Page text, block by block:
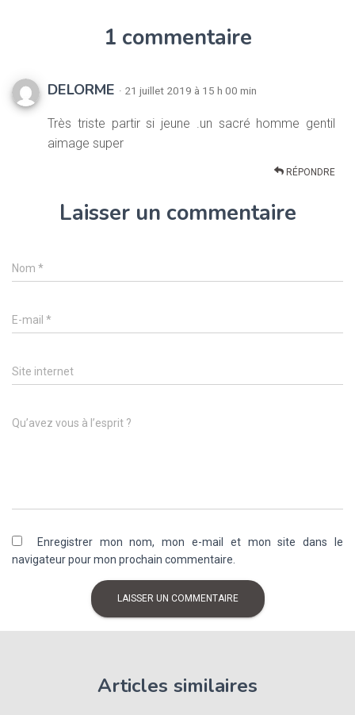
1 commentaire
DELORME · 21 juillet 2019 à 15 h 00 min
Très triste partir si jeune .un sacré homme gentil
aimage super
RÉPONDRE
Laisser un commentaire
Nom *
E-mail *
Site internet
Qu’avez vous à l’esprit ?
Enregistrer mon nom, mon e-mail et mon site dans le
navigateur pour mon prochain commentaire.
Articles similaires